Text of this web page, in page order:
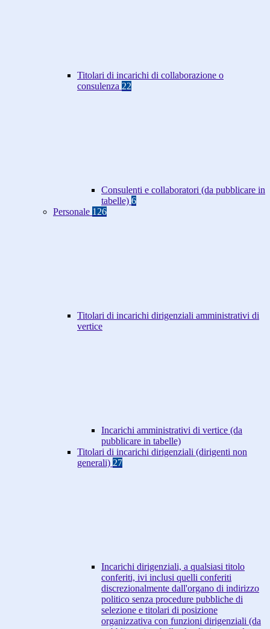
Titolari di incarichi di collaborazione o
consulenza 22
Consulenti e collaboratori (da pubblicare in
tabelle) 6
Personale 126
Titolari di incarichi dirigenziali amministrativi di
vertice
Incarichi amministrativi di vertice (da
pubblicare in tabelle)
Titolari di incarichi dirigenziali (dirigenti non
generali) 27
Incarichi dirigenziali, a qualsiasi titolo
conferiti, ivi inclusi quelli conferiti
discrezionalmente dall'organo di indirizzo
politico senza procedure pubbliche di
selezione e titolari di posizione
organizzativa con funzioni dirigenziali (da